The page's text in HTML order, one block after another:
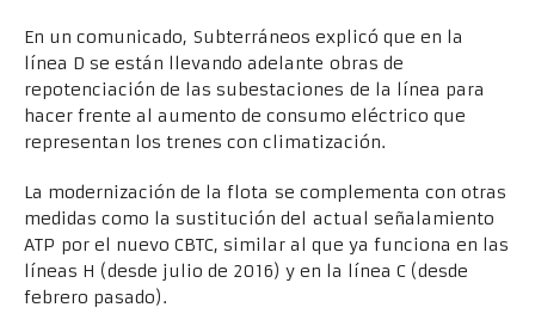
En un comunicado, Subterráneos explicó que en la
línea D se están llevando adelante obras de
repotenciación de las subestaciones de la línea para
hacer frente al aumento de consumo eléctrico que
representan los trenes con climatización.
La modernización de la flota se complementa con otras
medidas como la sustitución del actual señalamiento
ATP por el nuevo CBTC, similar al que ya funciona en las
líneas H (desde julio de 2016) y en la línea C (desde
febrero pasado).